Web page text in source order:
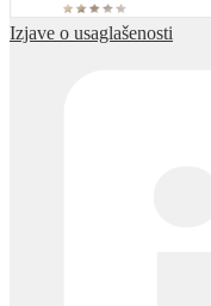
Izjave o usaglašenosti